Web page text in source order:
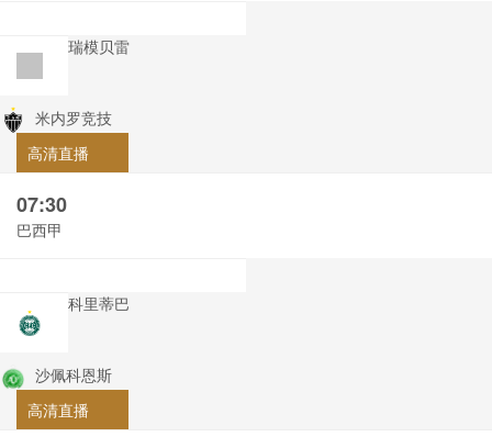
瑞模贝雷
米内罗竞技
高清直播
07:30
巴西甲
科里蒂巴
沙佩科恩斯
高清直播